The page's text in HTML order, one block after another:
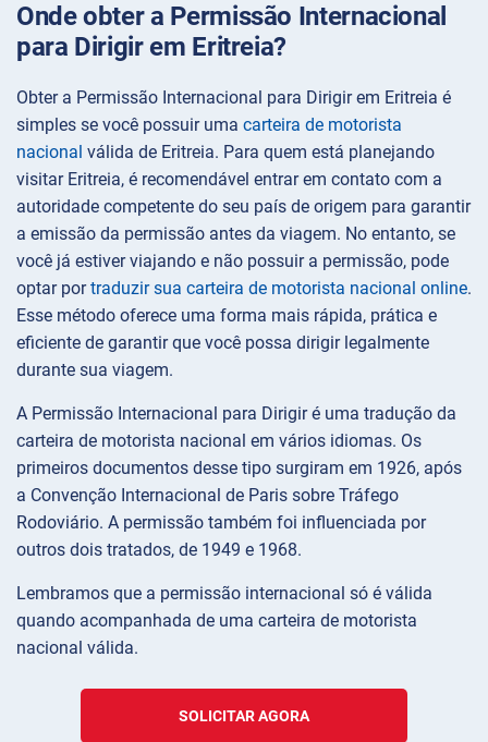
Onde obter a Permissão Internacional
para Dirigir em Eritreia?
Obter a Permissão Internacional para Dirigir em Eritreia é
simples se você possuir uma carteira de motorista
nacional válida de Eritreia. Para quem está planejando
visitar Eritreia, é recomendável entrar em contato com a
autoridade competente do seu país de origem para garantir
a emissão da permissão antes da viagem. No entanto, se
você já estiver viajando e não possuir a permissão, pode
optar portraduzir sua carteira de motorista nacional online.
Esse método oferece uma forma mais rápida, prática e
eficiente de garantir que você possa dirigir legalmente
durante sua viagem.
A Permissão Internacional para Dirigir é uma tradução da
carteira de motorista nacional em vários idiomas. Os
primeiros documentos desse tipo surgiram em 1926, após
a Convenção Internacional de Paris sobre Tráfego
Rodoviário. A permissão também foi influenciada por
outros dois tratados, de 1949 e 1968.
Lembramos que a permissão internacional só é válida
quando acompanhada de uma carteira de motorista
nacional válida.
SOLICITAR AGORA